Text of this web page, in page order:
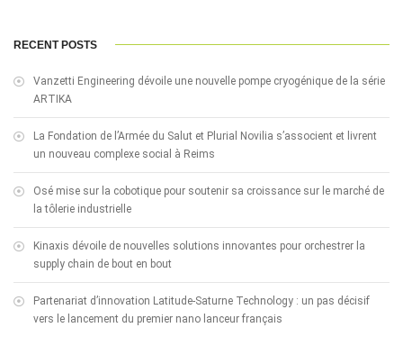
RECENT POSTS
Vanzetti Engineering dévoile une nouvelle pompe cryogénique de la série
ARTIKA
La Fondation de l’Armée du Salut et Plurial Novilia s’associent et livrent
un nouveau complexe social à Reims
Osé mise sur la cobotique pour soutenir sa croissance sur le marché de
la tôlerie industrielle
Kinaxis dévoile de nouvelles solutions innovantes pour orchestrer la
supply chain de bout en bout
Partenariat d’innovation Latitude-Saturne Technology : un pas décisif
vers le lancement du premier nano lanceur français